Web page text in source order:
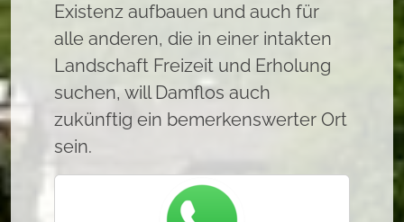
Existenz aufbauen und auch für
alle anderen, die in einer intakten
Landschaft Freizeit und Erholung
suchen, will Damflos auch
zukünftig ein bemerkenswerter Ort
sein.